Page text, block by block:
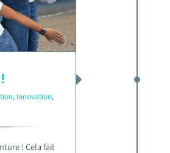
, Innovation,
! Cela fait